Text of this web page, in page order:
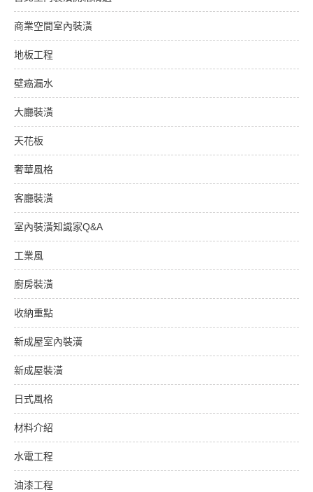
商業空間室內裝潢
地板工程
壁癌漏水
大廳裝潢
天花板
奢華風格
客廳裝潢
室內裝潢知識家Q&A
工業風
廚房裝潢
收納重點
新成屋室內裝潢
新成屋裝潢
日式風格
材料介紹
水電工程
油漆工程